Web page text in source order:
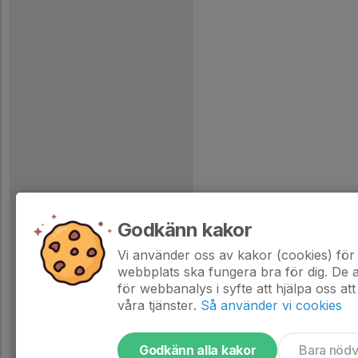
Godkänn kakor
Vi använder oss av kakor (cookies)
webbplats ska fungera bra för dig. De
för webbanalys i syfte att hjälpa oss
våra tjänster. Så använder vi cookies
Godkänn alla kakor Bara